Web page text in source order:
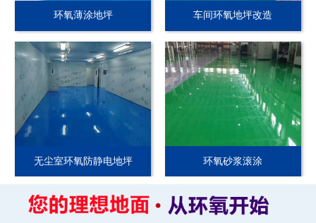
环氧薄涂地坪 车间环氧地坪改造
无尘室环氧防静电地坪 环氧砂浆滚涂